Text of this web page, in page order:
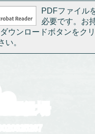
PDFファイル
必要です。お
ウンロードボタンをク
い。